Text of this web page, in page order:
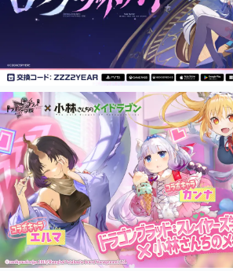
ピックアップ
電ファミのいま読まれている記事ランキング
アプリセール情報
インタビュー
連載・特集一覧